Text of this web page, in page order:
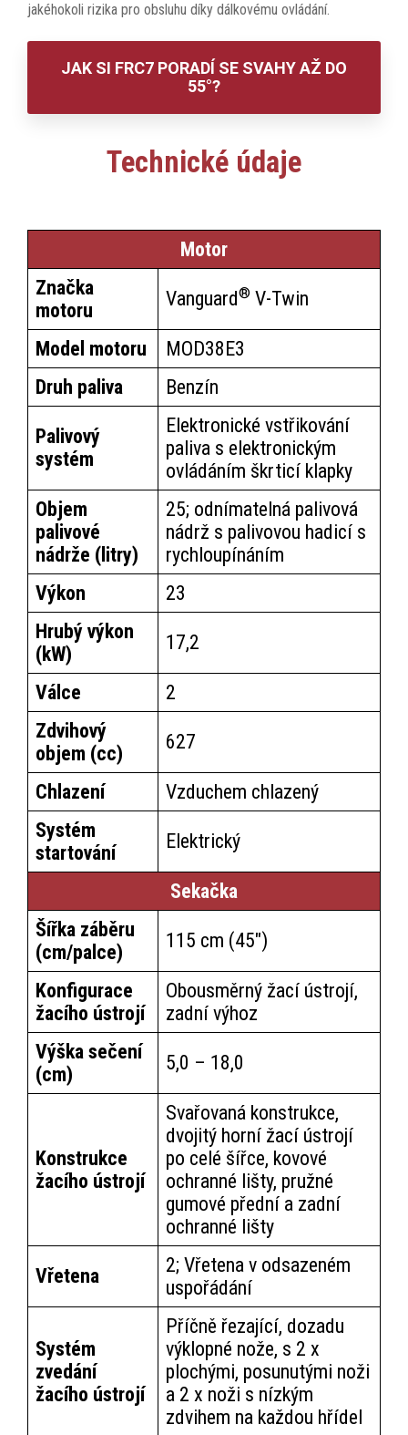
jakéhokoli rizika pro obsluhu díky dálkovému ovládání.
JAK SI FRC7 PORADÍ SE SVAHY AŽ DO
55°?
Technické údaje
Motor
Značka
motoru
Vanguard® V-Twin
Model motoru
MOD38E3
Druh paliva
Benzín
Palivový
systém
Elektronické vstřikování
paliva s elektronickým
ovládáním škrticí klapky
Objem
palivové
nádrže (litry)
25; odnímatelná palivová
nádrž s palivovou hadicí s
rychloupínáním
Výkon
23
Hrubý výkon
(kW)
17,2
Válce
2
Zdvihový
objem (cc)
627
Chlazení
Vzduchem chlazený
Systém
startování
Elektrický
Sekačka
Šířka záběru
(cm/palce)
115 cm (45")
Konfigurace
žacího ústrojí
Obousměrný žací ústrojí,
zadní výhoz
Výška sečení
(cm)
5,0 – 18,0
Konstrukce
žacího ústrojí
Svařovaná konstrukce,
dvojitý horní žací ústrojí
po celé šířce, kovové
ochranné lišty, pružné
gumové přední a zadní
ochranné lišty
Vřetena
2; Vřetena v odsazeném
uspořádání
Systém
zvedání
žacího ústrojí
Příčně řezající, dozadu
výklopné nože, s 2 x
plochými, posunutými noži
a 2 x noži s nízkým
zdvihem na každou hřídel